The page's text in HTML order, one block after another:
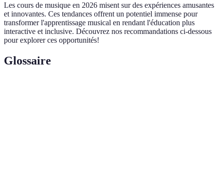
Les cours de musique en 2026 misent sur des expériences amusantes
et innovantes. Ces tendances offrent un potentiel immense pour
transformer l'apprentissage musical en rendant l'éducation plus
interactive et inclusive. Découvrez nos recommandations ci-dessous
pour explorer ces opportunités!
Glossaire